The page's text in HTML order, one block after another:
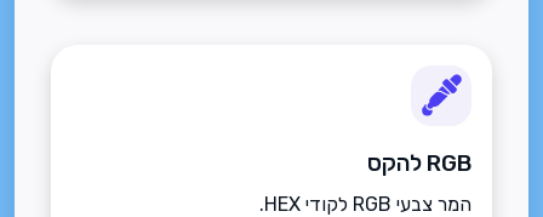
RGB להקס
המר צבעי RGB לקודי HEX.